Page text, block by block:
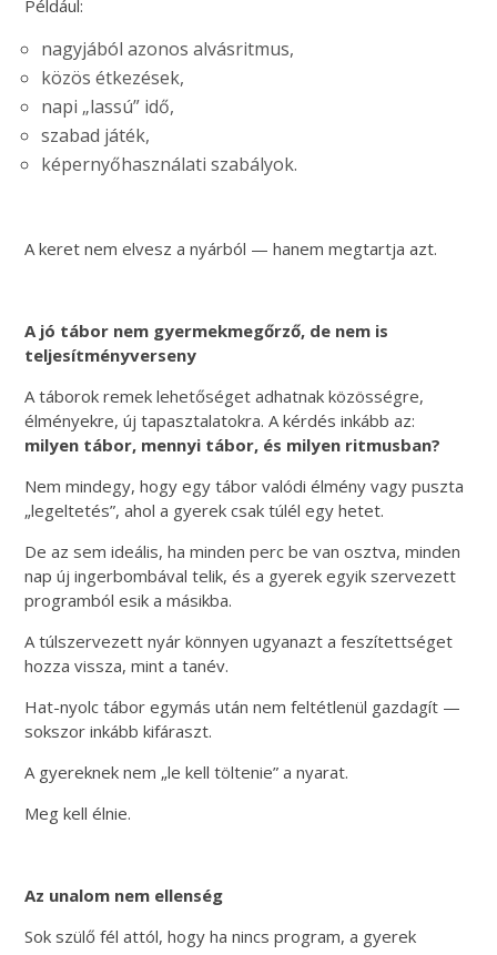
Például:
nagyjából azonos alvásritmus,
közös étkezések,
napi „lassú” idő,
szabad játék,
képernyőhasználati szabályok.
A keret nem elvesz a nyárból — hanem megtartja azt.
A jó tábor nem gyermekmegőrző, de nem is
teljesítményverseny
A táborok remek lehetőséget adhatnak közösségre,
élményekre, új tapasztalatokra. A kérdés inkább az:
milyen tábor, mennyi tábor, és milyen ritmusban?
Nem mindegy, hogy egy tábor valódi élmény vagy puszta
„legeltetés”, ahol a gyerek csak túlél egy hetet.
De az sem ideális, ha minden perc be van osztva, minden
nap új ingerbombával telik, és a gyerek egyik szervezett
programból esik a másikba.
A túlszervezett nyár könnyen ugyanazt a feszítettséget
hozza vissza, mint a tanév.
Hat-nyolc tábor egymás után nem feltétlenül gazdagít —
sokszor inkább kifáraszt.
A gyereknek nem „le kell töltenie” a nyarat.
Meg kell élnie.
Az unalom nem ellenség
Sok szülő fél attól, hogy ha nincs program, a gyerek